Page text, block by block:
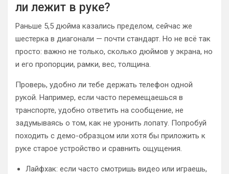
ли лежит в руке?
Раньше 5,5 дюйма казались пределом, сейчас же
шестерка в диагонали — почти стандарт. Но не всё так
просто: важно не только, сколько дюймов у экрана, но
и его пропорции, рамки, вес, толщина.
Проверь, удобно ли тебе держать телефон одной
рукой. Например, если часто перемещаешься в
транспорте, удобно ответить на сообщение, не
задумываясь о том, как не уронить лопату. Попробуй
походить с демо-образцом или хотя бы приложить к
руке старое устройство и сравнить ощущения.
Лайфхак: если часто смотришь видео или играешь,